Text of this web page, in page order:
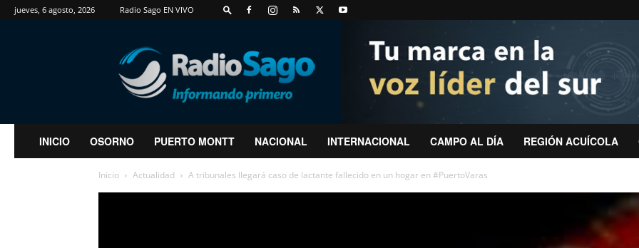
jueves, 6 agosto, 2026 Radio Sago EN VIVO
RadioSago
INICIO OSORNO PUERTO MONTT NACIONAL INTERNACIONAL CAMPO AL DÍA REGIÓN ACUÍCOLA
Inicio Actualidad A tribunales llegará caso de lactante fallecido en un hogar en #PuertoVaras